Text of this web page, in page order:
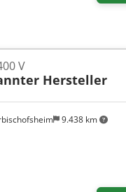
9.438 km
V
Hersteller